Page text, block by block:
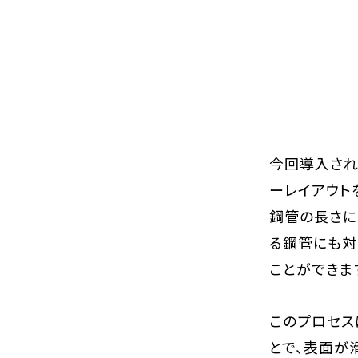
今回導入さ
ーレイアウト
鋼管の長さ
る鋼管にも
ことができま
このプロセ
とで、表面